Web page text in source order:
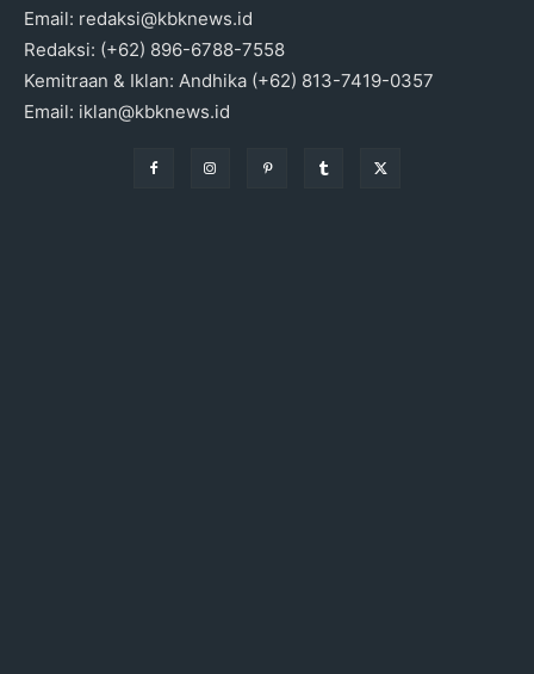
Email: redaksi@kbknews.id
Redaksi: (+62) 896-6788-7558
Kemitraan & Iklan: Andhika (+62) 813-7419-0357
Email: iklan@kbknews.id